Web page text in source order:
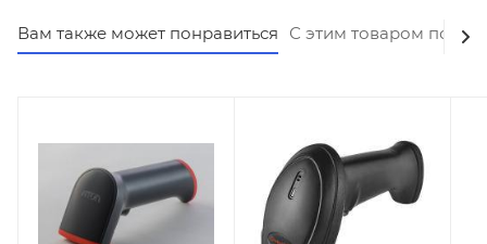
Вам также может понравиться С этим товаром